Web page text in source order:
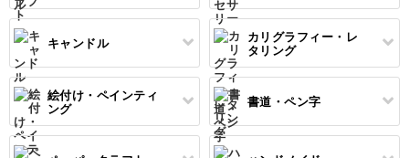
パンチニードル
刺し子
クロスステッチ
オートクチュール刺繍
レース編み
マクラメ
クラフトバンド
あみぐるみ
布小物
和裁
洋裁
ボールペンイラスト
アクリル絵の具
アルコールインクアート
フェイクスイーツ
ミニチュアフード
ミニチュア雑貨
ドール服
ドールハウス
すべて
ネイル検定
スカルプネイル
すべて
プラバンアクセサリー
クレイ
キャンドル
すべて
キャンドルホルダー
カリグラフィー・レ
タリング
すべて
レタリング
絵付け・ペインティ
ング 書道・ペン字